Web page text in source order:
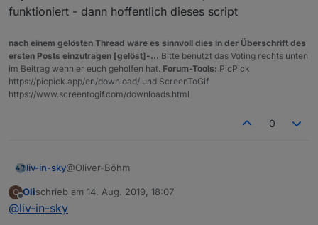
setStateDelayed(devicename,
   setStateDelayed(devicename, ip, 800);
createState(devicename, 'empty', { name:
});
log(counter);
funktioniert - dann hoffentlich dieses script
nach einem gelösten Thread wäre es sinnvoll dies in der Überschrift des
ersten Posts einzutragen [gelöst]-... Bitte benutzt das Voting rechts unten
im Beitrag wenn er euch geholfen hat. Forum-Tools: PicPick
https://picpick.app/en/download/ und ScreenToGif
https://www.screentogif.com/downloads.html
0
liv-in-sky@Oliver-Böhm
naja - wenn schon das mit dem nmap einlesen nicht
funktioniert - dann hoffentlich dieses script
O
Offline
Olischrieb am 14. Aug. 2019, 18:07
zuletzt editiert von
@liv-in-sky